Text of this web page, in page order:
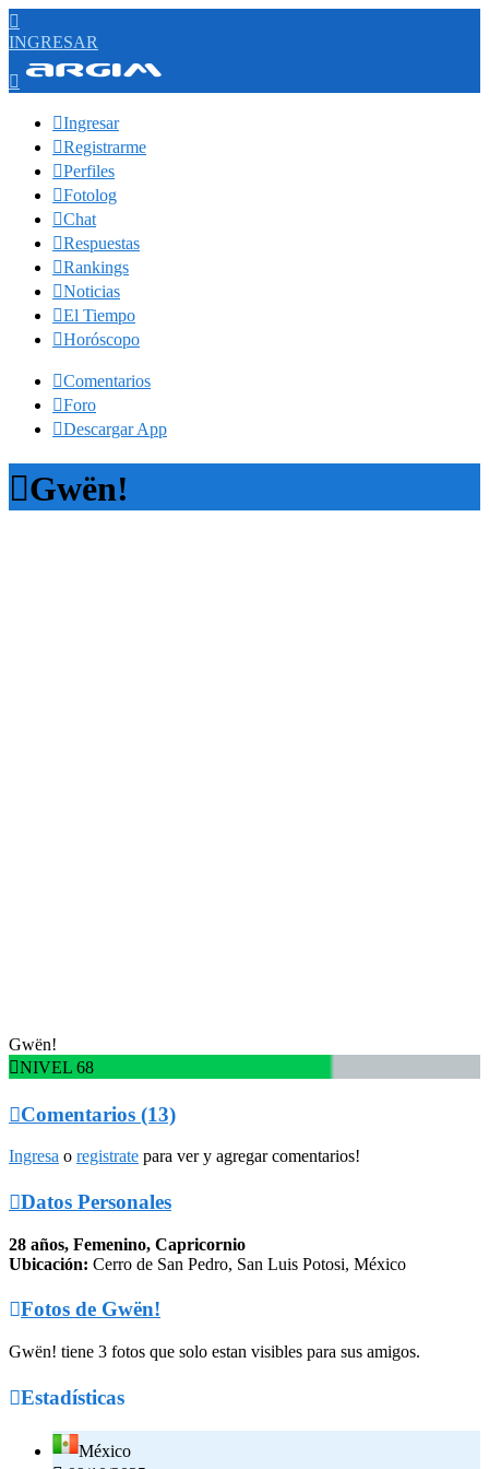

INGRESAR

Ingresar
Registrarme
Perfiles
Fotolog
Chat
Respuestas
Rankings
Noticias
El Tiempo
Horóscopo
Comentarios
Foro
Descargar App
Gwën!
Gwën!
NIVEL 68
Comentarios (13)
Ingresa o registrate para ver y agregar comentarios!
Datos Personales
28 años, Femenino, Capricornio
Ubicación: Cerro de San Pedro, San Luis Potosi, México
Fotos de Gwën!
Gwën! tiene 3 fotos que solo estan visibles para sus amigos.
Estadísticas
México